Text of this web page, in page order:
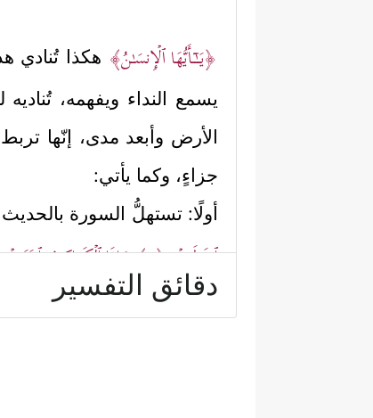
﴿یَــٰۤـأَیُّهَا ٱلۡإِنسَـٰنُ﴾ هكذا تُنادي
يسمع النداء ويفهمه،
الأرض وأبعد مدى، إنّها
جزاءٍ، وكما يأتي:
أولًا: تستهلُّ السورة بالحديث
ٱنفَطَرَتۡ﴿١﴾ وَإِذَا ٱلۡكَوَاكِبُ ٱنتَثَرَتۡ
ثانيًا: ثم يأتي جواب الشرط
دقائق التفسير